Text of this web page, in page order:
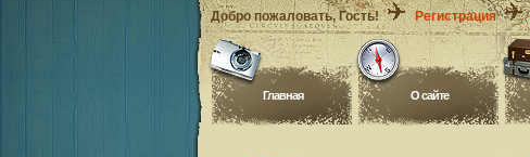
Добро пожаловать, Гость! Регистрация
Главная O сайте